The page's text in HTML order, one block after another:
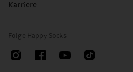
Karriere
Folge Happy Socks